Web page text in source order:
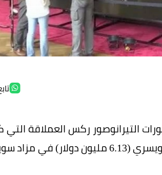
التيرانوصور ركس العملاقة التي
67 مليون سنة إلى سعر 5.5 مليون فرنك سويسري (6.13